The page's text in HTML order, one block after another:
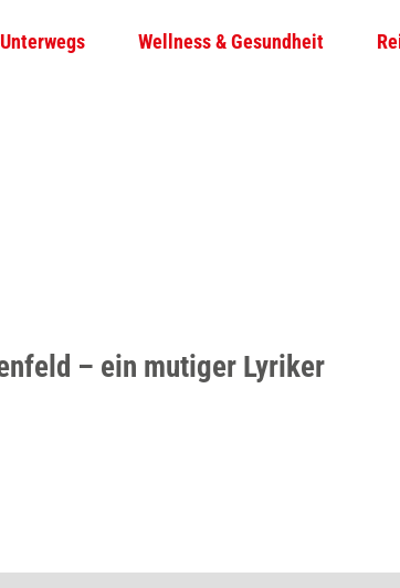
Wellness & Gesundheit
– ein mutiger Lyriker